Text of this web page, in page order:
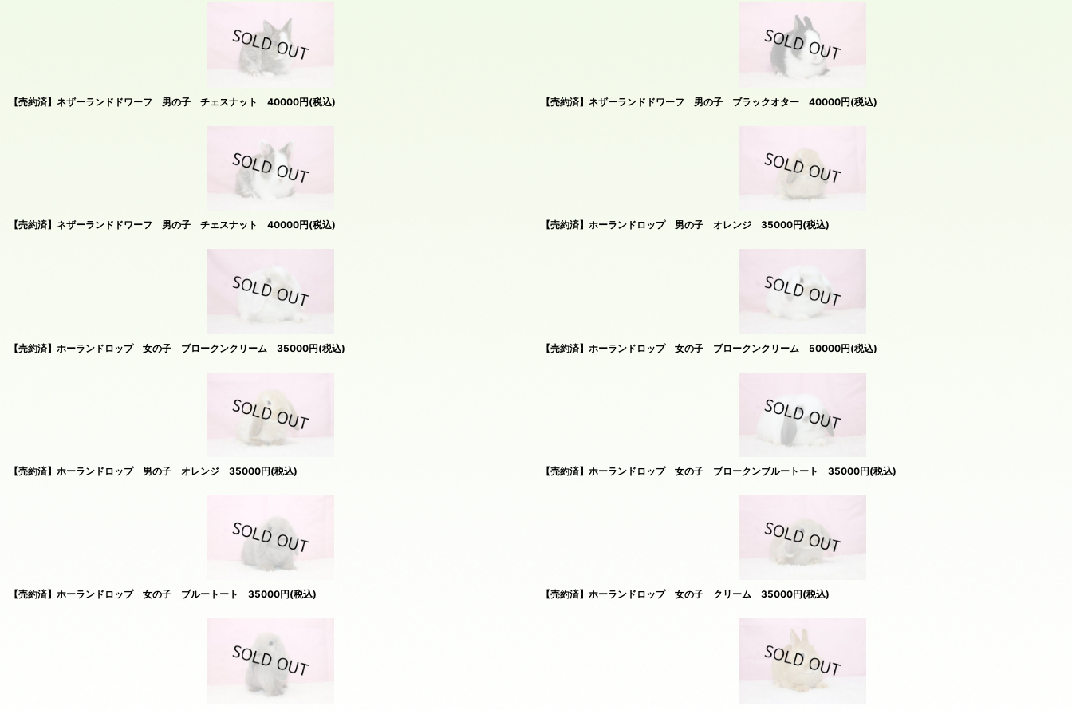
【売約済】ネザーランドドワーフ 男の子 チェスナット 40000円(税込) 【売約済】ネザーランドドワーフ 男の子 ブラックオター 40000円(税込)
【売約済】ネザーランドドワーフ 男の子 チェスナット 40000円(税込) 【売約済】ホーランドロップ 男の子 オレンジ 35000円(税込)
【売約済】ホーランドロップ 女の子 ブロークンクリーム 35000円(税込) 【売約済】ホーランドロップ 女の子 ブロークンクリーム 50000円(税込)
【売約済】ホーランドロップ 男の子 オレンジ 35000円(税込) 【売約済】ホーランドロップ 女の子 ブロークンブルートート 35000円(税込)
【売約済】ホーランドロップ 女の子 ブルートート 35000円(税込) 【売約済】ホーランドロップ 女の子 クリーム 35000円(税込)